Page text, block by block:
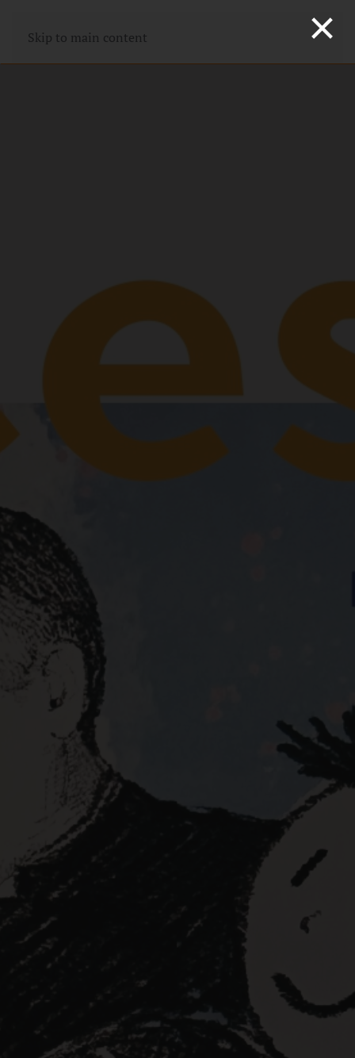
Skip to main content ×